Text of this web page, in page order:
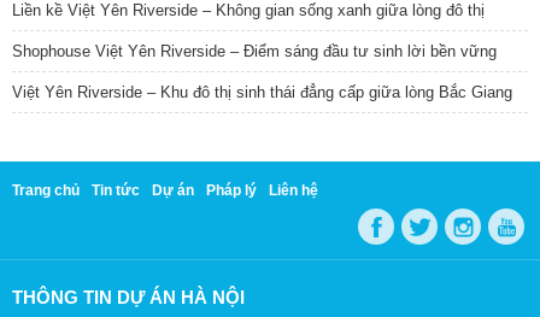
Liền kề Việt Yên Riverside – Không gian sống xanh giữa lòng đô thị
Shophouse Việt Yên Riverside – Điểm sáng đầu tư sinh lời bền vững
Việt Yên Riverside – Khu đô thị sinh thái đẳng cấp giữa lòng Bắc Giang
Trang chủ Tin tức Dự án Pháp lý Liên hệ
THÔNG TIN DỰ ÁN HÀ NỘI